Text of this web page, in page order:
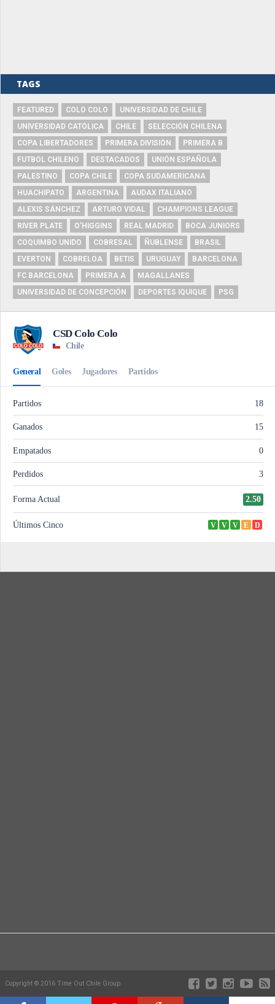
TAGS
FEATURED COLO COLO
UNIVERSIDAD DE CHILE
UNIVERSIDAD CATÓLICA
CHILE
SELECCIÓN CHILENA
COPA LIBERTADORES
PRIMERA DIVISIÓN
PRIMERA B
FUTBOL CHILENO
DESTACADOS
UNIÓN ESPAÑOLA
PALESTINO
COPA CHILE
COPA SUDAMERICANA
HUACHIPATO
ARGENTINA
AUDAX ITALIANO
ALEXIS SÁNCHEZ
ARTURO VIDAL
CHAMPIONS LEAGUE
RIVER PLATE
O'HIGGINS REAL MADRID
BOCA JUNIORS
COQUIMBO UNIDO
COBRESAL ÑUBLENSE
BRASIL
EVERTON
COBRELOA BETIS URUGUAY
BARCELONA
FC BARCELONA
PRIMERA A
MAGALLANES
UNIVERSIDAD DE CONCEPCIÓN
DEPORTES IQUIQUE PSG
Copyright © 2016 Time Out Chile Group.